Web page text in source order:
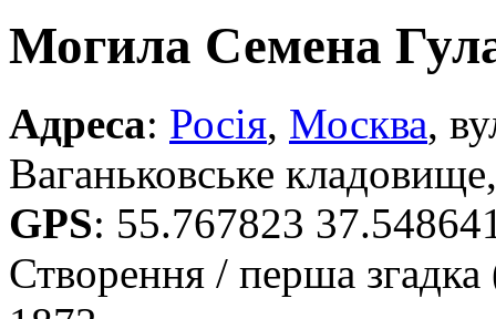
Могила Семена
Адреса: Росія, Москва,
Ваганьковське
GPS: 55.767823
Створення / перша